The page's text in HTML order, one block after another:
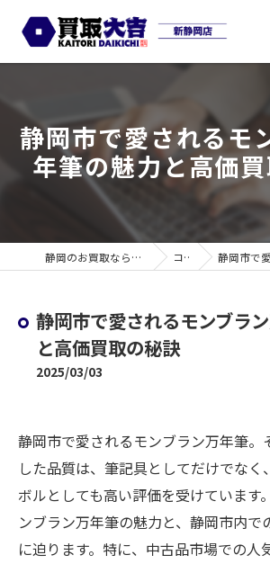
静岡市で愛されるモ
年筆の魅力と高価
静岡のお買取なら買取大吉 新静岡店 コラム 静岡市で愛される
静岡市で愛されるモンブラ
と高価買取の秘訣
2025/03/03
静岡市で愛されるモンブラン万年筆。
した品質は、筆記具としてだけでなく
ボルとしても高い評価を受けています
ンブラン万年筆の魅力と、静岡市内で
に迫ります。特に、中古品市場での人